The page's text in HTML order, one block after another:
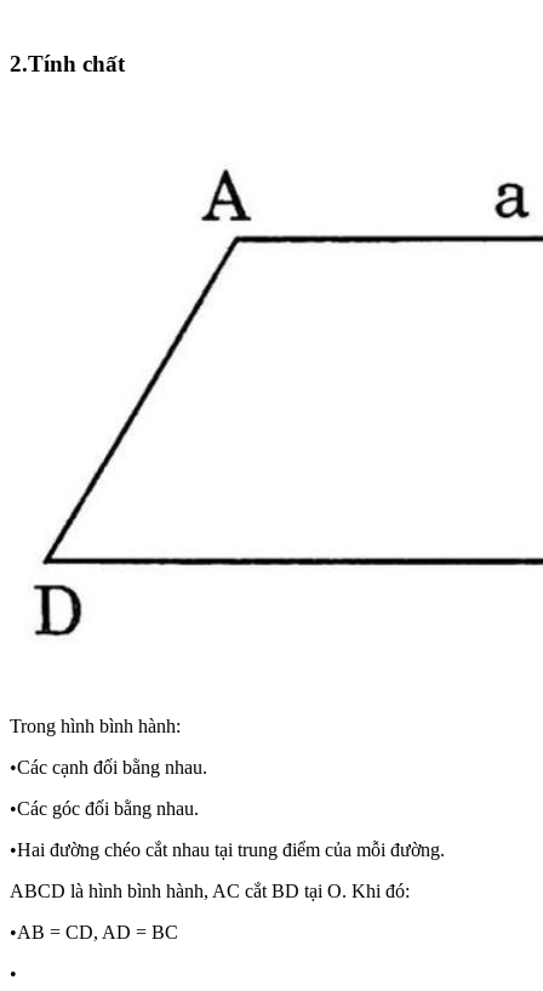
2.Tính chất
Trong hình bình hành:
•Các cạnh đối bằng nhau.
•Các góc đối bằng nhau.
•Hai đường chéo cắt nhau tại trung điểm của mỗi đường.
ABCD là hình bình hành, AC cắt BD tại O. Khi đó:
•AB = CD, AD = BC
•